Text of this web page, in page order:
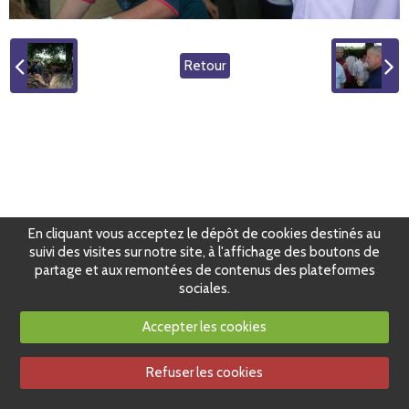
Retour
En cliquant vous acceptez le dépôt de cookies destinés au
suivi des visites sur notre site, à l'affichage des boutons de
partage et aux remontées de contenus des plateformes
sociales.
Accepter les cookies
Refuser les cookies